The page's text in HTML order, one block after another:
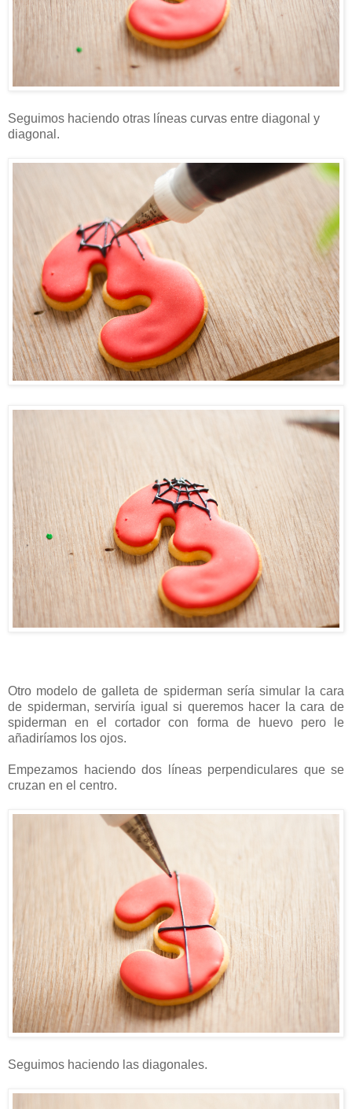
Seguimos haciendo otras líneas curvas entre diagonal y
diagonal.
Otro modelo de galleta de spiderman sería simular la cara
de spiderman, serviría igual si queremos hacer la cara de
spiderman en el cortador con forma de huevo pero le
añadiríamos los ojos.
Empezamos haciendo dos líneas perpendiculares que se
cruzan en el centro.
Seguimos haciendo las diagonales.